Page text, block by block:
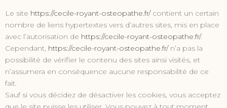
Le site https://cecile-royant-osteopathe.fr/contient un certain
nombre de liens hypertextes vers d’autres sites, mis en place
avec l’autorisation de https://cecile-royant-osteopathe.fr/.
Cependant, https://cecile-royant-osteopathe.fr/n’a pas la
possibilité de vérifier le contenu des sites ainsi visités, et
n’assumera en conséquence aucune responsabilité de ce
fait.
Sauf si vous décidez de désactiver les cookies, vous acceptez